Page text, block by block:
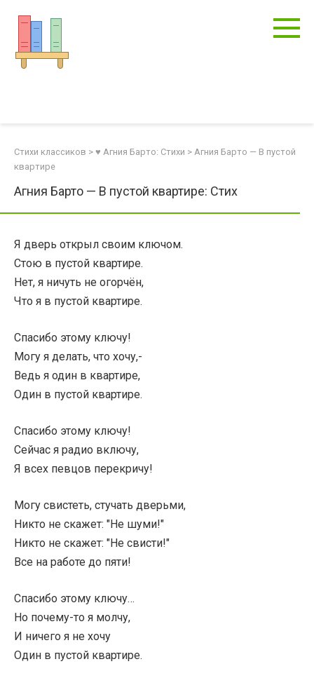
контенту
Стихи классиков > ♥ Агния Барто: Стихи > Агния Барто — В пустой
квартире
Агния Барто — В пустой квартире: Стих
Я дверь открыл своим ключом.
Стою в пустой квартире.
Нет, я ничуть не огорчён,
Что я в пустой квартире.
Спасибо этому ключу!
Могу я делать, что хочу,-
Ведь я один в квартире,
Один в пустой квартире.
Спасибо этому ключу!
Сейчас я радио включу,
Я всех певцов перекричу!
Могу свистеть, стучать дверьми,
Никто не скажет: "Не шуми!"
Никто не скажет: "Не свисти!"
Все на работе до пяти!
Спасибо этому ключу…
Но почему-то я молчу,
И ничего я не хочу
Один в пустой квартире.